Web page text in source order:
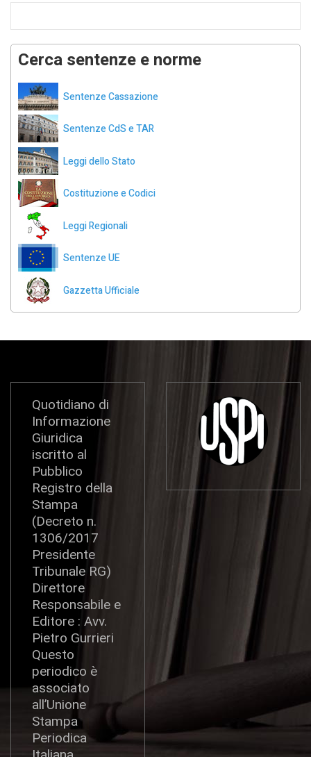
Cerca sentenze e norme
Sentenze Cassazione
Sentenze CdS e TAR
Leggi dello Stato
Costituzione e Codici
Leggi Regionali
Sentenze UE
Gazzetta Ufficiale
Quotidiano di
Informazione
Giuridica
iscritto al
Pubblico
Registro della
Stampa
(Decreto n.
1306/2017
Presidente
Tribunale RG)
Direttore
Responsabile e
Editore : Avv.
Pietro Gurrieri
Questo
periodico è
associato
all’Unione
Stampa
Periodica